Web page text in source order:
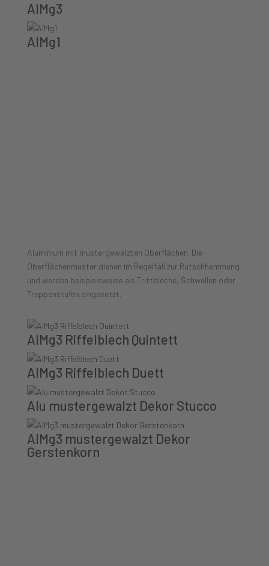
AlMg3
AlMg1
Aluminium mit mustergewalzten Oberflächen. Die
Oberflächenmuster dienen im Regelfall zur Rutschhemmung
und werden beispielsweise als Trittbleche, Schwellen oder
Treppenstufen eingesetzt.
AlMg3 Riffelblech Quintett
AlMg3 Riffelblech Duett
Alu mustergewalzt Dekor Stucco
AlMg3 mustergewalzt Dekor
Gerstenkorn